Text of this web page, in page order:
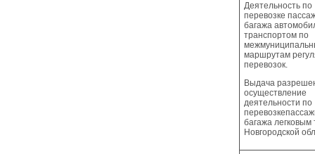
Деятельность по
перевозке
багажа
транспортом по
маршрутам
перевозок.
Выдача
осуществление
деятельности по
багажа легковым
Новгородской